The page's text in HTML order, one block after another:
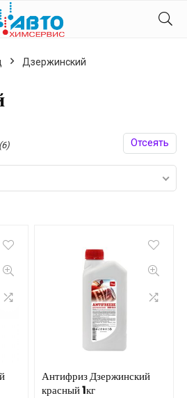
Дзержинский
Отсеять
Сортировка:
по
Антифриз Дзержинский
красный 1кг